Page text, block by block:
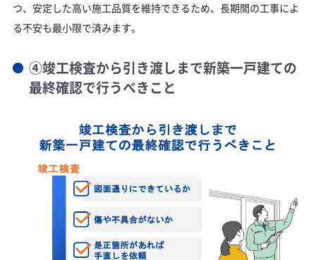
つ、安定した高い施工品質を維持できるため、長期間の工事によ
る不安も最小限で済みます。
④竣工検査から引き渡しまで新築一戸建ての
最終確認で行うべきこと